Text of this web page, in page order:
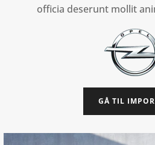
officia deserunt mollit
GÅ TIL